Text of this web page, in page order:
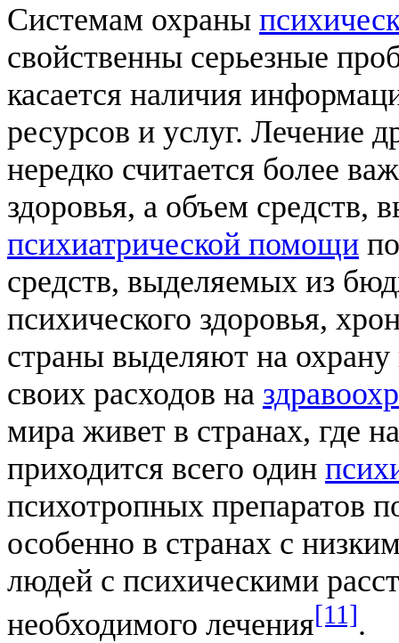
Системам охраны
свойственны серьезные
касается наличия
ресурсов и услуг. Лечение
нередко считается более
здоровья, а объем средств,
психиатрической помощи
средств, выделяемых из
психического здоровья,
страны выделяют на охрану
своих расходов на
мира живет в странах, где
приходится всего один
психотропных препаратов
особенно в странах с
людей с психическими
необходимого лечения[11].